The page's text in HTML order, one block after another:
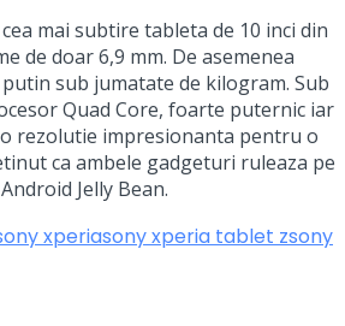
mai subtire tableta de 10 inci din
de doar 6,9 mm. De asemenea
sub jumatate de kilogram. Sub
Quad Core, foarte puternic iar
rezolutie impresionanta pentru o
ca ambele gadgeturi ruleaza pe
Jelly Bean.
xperiasony xperia tablet zsony